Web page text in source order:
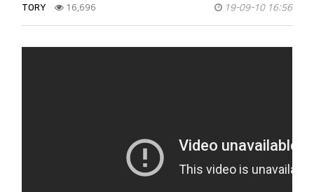
TORY 16,696 19-09-10 16:56